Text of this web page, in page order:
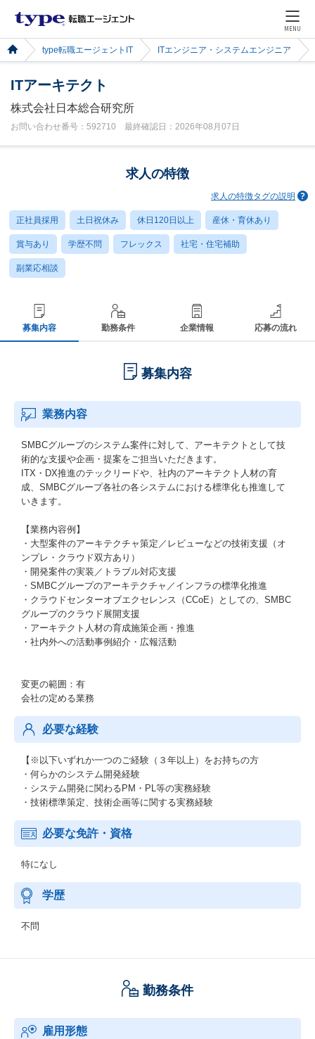
MENU
type転職エージェントIT ITエンジニア・システムエンジニア
ITアーキテクト
株式会社日本総合研究所
お問い合わせ番号：592710 最終確認日：2026年08月07日
求人の特徴
求人の特徴タグの説明
正社員採用 土日祝休み 休日120日以上 産休・育休あり
賞与あり 学歴不問 フレックス 社宅・住宅補助
副業応相談
募集内容 勤務条件 企業情報 応募の流れ
募集内容
業務内容
SMBCグループのシステム案件に対して、アーキテクトとして技
術的な支援や企画・提案をご担当いただきます。
ITX・DX推進のテックリードや、社内のアーキテクト人材の育
成、SMBCグループ各社の各システムにおける標準化も推進して
いきます。
【業務内容例】
・大型案件のアーキテクチャ策定／レビューなどの技術支援（オ
ンプレ・クラウド双方あり）
・開発案件の実装／トラブル対応支援
・SMBCグループのアーキテクチャ／インフラの標準化推進
・クラウドセンターオブエクセレンス（CCoE）としての、SMBC
グループのクラウド展開支援
・アーキテクト人材の育成施策企画・推進
・社内外への活動事例紹介・広報活動
変更の範囲：有
会社の定める業務
必要な経験
【※以下いずれか一つのご経験（３年以上）をお持ちの方
・何らかのシステム開発経験
・システム開発に関わるPM・PL等の実務経験
・技術標準策定、技術企画等に関する実務経験
必要な免許・資格
特になし
学歴
不問
勤務条件
雇用形態